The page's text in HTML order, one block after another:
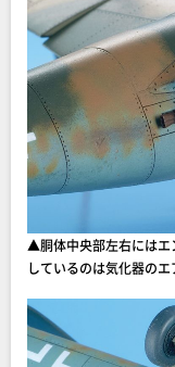
▲胴体中央部左右にはエ
しているのは気化器の